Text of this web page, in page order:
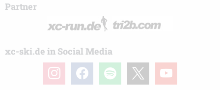
Partner
xc-ski.de in Social Media
instagramfacebook spotify youtube